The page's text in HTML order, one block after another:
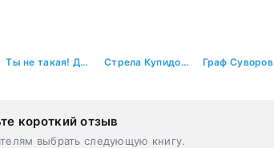
Ты не такая! Да, я майор спецназа Стрела Купидона
короткий отзыв
выбрать следующую книгу.